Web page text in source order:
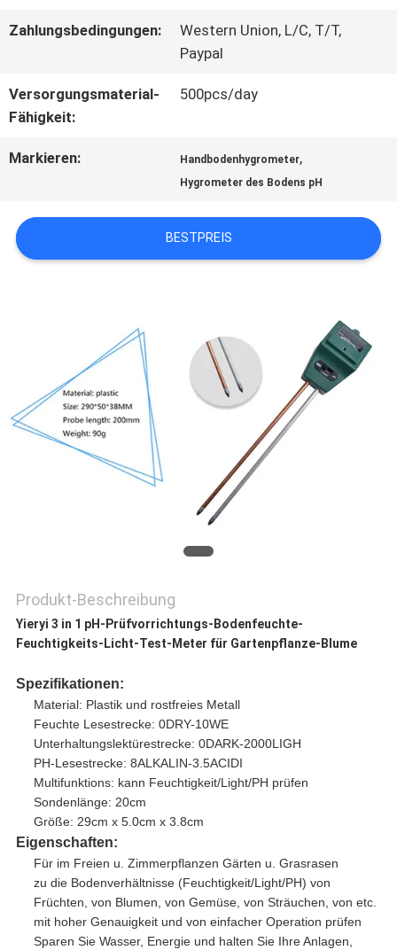
ALLE
FÄLLE
SITEMAP
PRIVACY
POLICY
Zahlungsbedingungen:
Western Union, L/C, T/T,
Paypal
Versorgungsmaterial-
Fähigkeit:
500pcs/day
Markieren: Handbodenhygrometer,
Hygrometer des Bodens pH
BESTPREIS
Produkt-Beschreibung
Yieryi 3 in 1 pH-Prüfvorrichtungs-Bodenfeuchte-
Feuchtigkeits-Licht-Test-Meter für Gartenpflanze-Blume
Spezifikationen:
Material: Plastik und rostfreies Metall
Feuchte Lesestrecke: 0DRY-10WE
Unterhaltungslektürestrecke: 0DARK-2000LIGH
PH-Lesestrecke: 8ALKALIN-3.5ACIDI
Multifunktions: kann Feuchtigkeit/Light/PH prüfen
Sondenlänge: 20cm
Größe: 29cm x 5.0cm x 3.8cm
Eigenschaften:
Für im Freien u. Zimmerpflanzen Gärten u. Grasrasen
zu die Bodenverhältnisse (Feuchtigkeit/Light/PH) von
Früchten, von Blumen, von Gemüse, von Sträuchen, von etc.
mit hoher Genauigkeit und von einfacher Operation prüfen
Sparen Sie Wasser, Energie und halten Sie Ihre Anlagen,